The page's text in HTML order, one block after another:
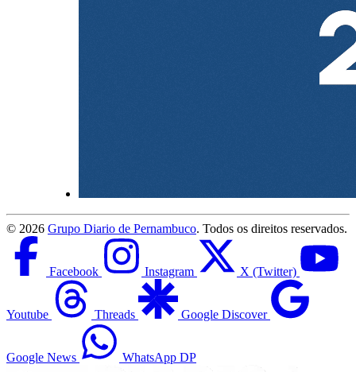
© 2026 Grupo Diario de Pernambuco. Todos os direitos reservados.
Facebook Instagram X (Twitter)
Youtube Threads Google Discover
Google News WhatsApp DP